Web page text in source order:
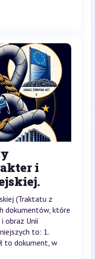
i
(Traktatu z
dokumentów, które
obraz Unii
to: 1.
to dokument, w